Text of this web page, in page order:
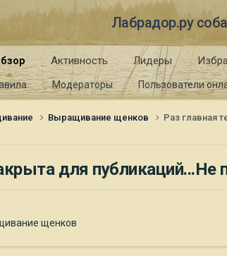
Лабрадор.ру
Модераторы Пользователи
Активность Лидеры
Выращивание щенков Раз главная
для публикаций...Не
щенков